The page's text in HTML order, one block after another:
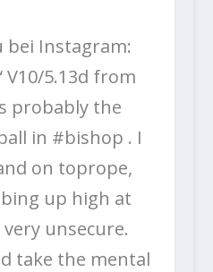
bei Instagram:
V10/5.13d from
probably the
in #bishop . I
on toprope,
up high at
unsecure.
take the mental